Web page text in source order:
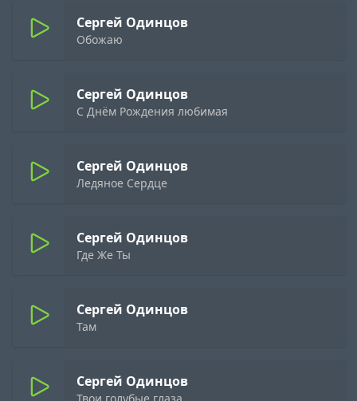
Сергей Одинцов
Обожаю
Сергей Одинцов
С Днём Рождения любимая
Сергей Одинцов
Ледяное Сердце
Сергей Одинцов
Где Же Ты
Сергей Одинцов
Там
Сергей Одинцов